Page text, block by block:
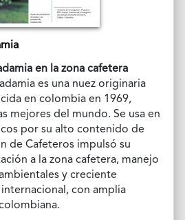
en la zona cafetera
es una nuez originaria
en colombia en 1969,
mejores del mundo. Se usa en
por su alto contenido de
de Cafeteros impulsó su
a la zona cafetera, manejo
y creciente
con amplia